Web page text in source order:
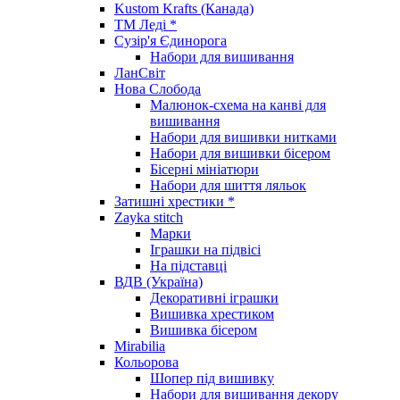
Kustom Krafts (Канада)
ТМ Леді *
Сузір'я Єдинорога
Набори для вишивання
ЛанСвіт
Нова Слобода
Малюнок-схема на канві для
вишивання
Набори для вишивки нитками
Набори для вишивки бісером
Бісерні мініатюри
Набори для шиття ляльок
Затишні хрестики *
Zayka stitch
Марки
Іграшки на підвісі
На підставці
ВДВ (Україна)
Декоративні іграшки
Вишивка хрестиком
Вишивка бісером
Mirabilia
Кольорова
Шопер під вишивку
Набори для вишивання декору